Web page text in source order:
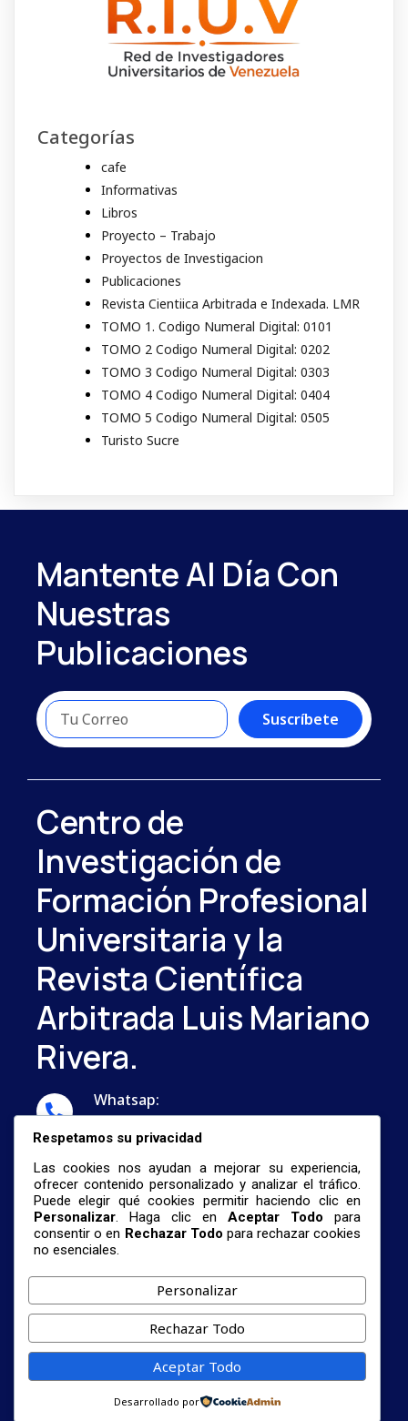
Categorías
cafe
Informativas
Libros
Proyecto – Trabajo
Proyectos de Investigacion
Publicaciones
Revista Cientiica Arbitrada e Indexada. LMR
TOMO 1. Codigo Numeral Digital: 0101
TOMO 2 Codigo Numeral Digital: 0202
TOMO 3 Codigo Numeral Digital: 0303
TOMO 4 Codigo Numeral Digital: 0404
TOMO 5 Codigo Numeral Digital: 0505
Turisto Sucre
Mantente Al Día Con
Nuestras
Publicaciones
Suscríbete
Centro de
Investigación de
Formación Profesional
Universitaria y la
Revista Científica
Arbitrada Luis Mariano
Rivera.
Whatsap:
...
nestormalave26@gmail.com
© 2026 Centro De Investigación De Formación
Profesional Universitaria Y La Revista
Científica Arbitrada Luis Mariano Rivera.
Términos De Servicio Política
Respetamos su privacidad
Las cookies nos ayudan a mejorar su experiencia,
ofrecer contenido personalizado y analizar el tráfico.
Puede elegir qué cookies permitir haciendo clic en
Personalizar. Haga clic enAceptar Todo para
consentir o en Rechazar Todo para rechazar cookies
no esenciales.
Personalizar
Rechazar Todo
Aceptar Todo
Desarrollado por